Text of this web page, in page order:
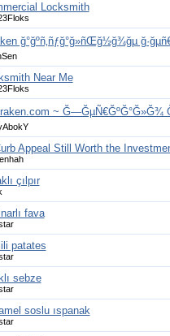
Locksmith
ğ°ğºñ‚ñƒğ°ğ»ñŒğ½ğ¾ğµ
Near Me
~ Ğ—ĞµÑ€ĞºĞ°Ğ»Ğ¾
Appeal Still Worth the
çılpır
fava
patates
sebze
soslu ıspanak